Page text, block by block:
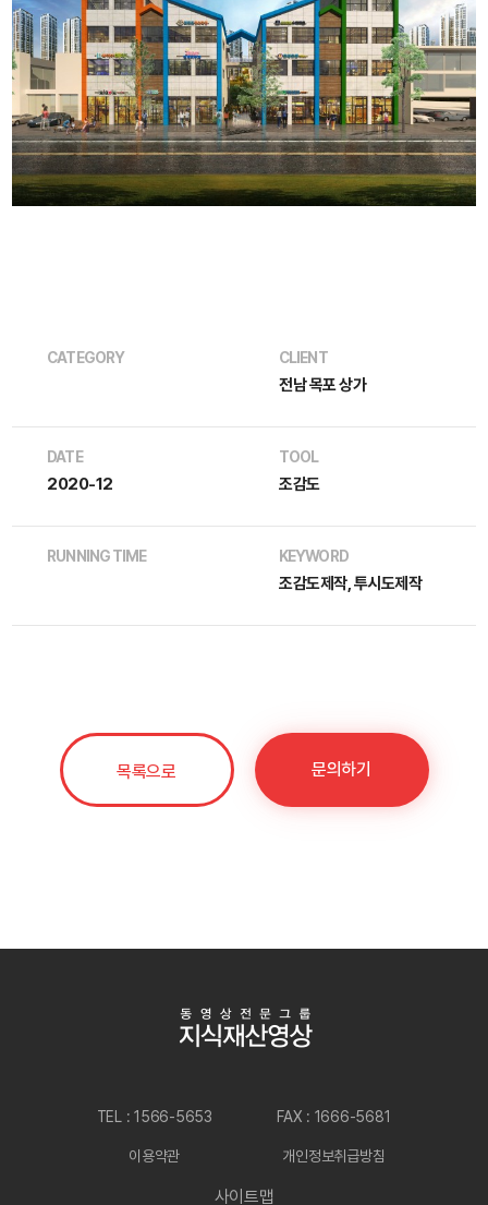
CATEGORY CLIENT
전남 목포 상가
DATE
2020-12
TOOL
조감도
RUNNING TIME KEYWORD
조감도제작, 투시도제작
목록으로 문의하기
TEL : 1566-5653 FAX : 1666-5681
이용약관 개인정보취급방침
사이트맵